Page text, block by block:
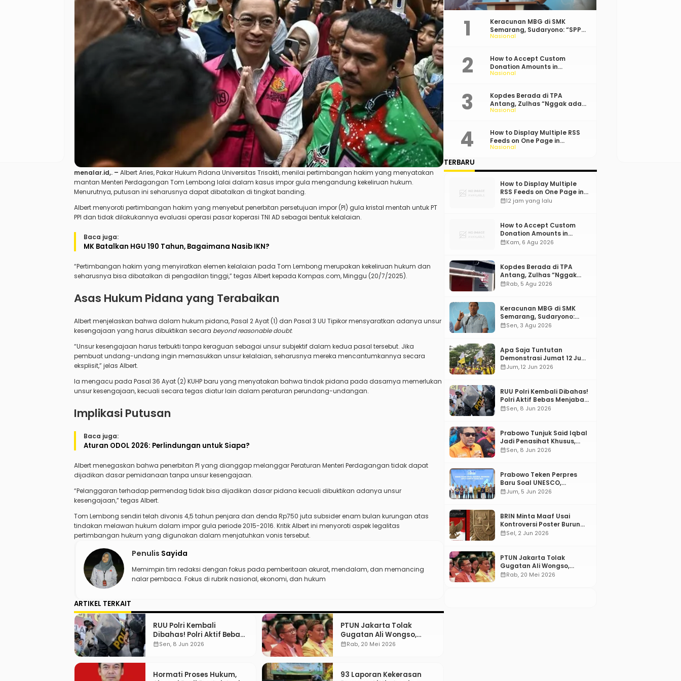
menalar.id,. – Albert Aries, Pakar Hukum Pidana Universitas Trisakti, menilai pertimbangan hakim yang menyatakan
mantan Menteri Perdagangan Tom Lembong lalai dalam kasus impor gula mengandung kekeliruan hukum.
Menurutnya, putusan ini seharusnya dapat dibatalkan di tingkat banding.
Albert menyoroti pertimbangan hakim yang menyebut penerbitan persetujuan impor (PI) gula kristal mentah untuk PT
PPI dan tidak dilakukannya evaluasi operasi pasar koperasi TNI AD sebagai bentuk kelalaian.
Baca juga:
MK Batalkan HGU 190 Tahun, Bagaimana Nasib IKN?
“Pertimbangan hakim yang menyiratkan elemen kelalaian pada Tom Lembong merupakan kekeliruan hukum dan
seharusnya bisa dibatalkan di pengadilan tinggi,” tegas Albert kepada Kompas.com, Minggu (20/7/2025).
Asas Hukum Pidana yang Terabaikan
Albert menjelaskan bahwa dalam hukum pidana, Pasal 2 Ayat (1) dan Pasal 3 UU Tipikor mensyaratkan adanya unsur
kesengajaan yang harus dibuktikan secara beyond reasonable doubt.
“Unsur kesengajaan harus terbukti tanpa keraguan sebagai unsur subjektif dalam kedua pasal tersebut. Jika
pembuat undang-undang ingin memasukkan unsur kelalaian, seharusnya mereka mencantumkannya secara
eksplisit,” jelas Albert.
Ia mengacu pada Pasal 36 Ayat (2) KUHP baru yang menyatakan bahwa tindak pidana pada dasarnya memerlukan
unsur kesengajaan, kecuali secara tegas diatur lain dalam peraturan perundang-undangan.
Implikasi Putusan
Baca juga:
Aturan ODOL 2026: Perlindungan untuk Siapa?
Albert menegaskan bahwa penerbitan PI yang dianggap melanggar Peraturan Menteri Perdagangan tidak dapat
dijadikan dasar pemidanaan tanpa unsur kesengajaan.
“Pelanggaran terhadap permendag tidak bisa dijadikan dasar pidana kecuali dibuktikan adanya unsur
kesengajaan,” tegas Albert.
Tom Lembong sendiri telah divonis 4,5 tahun penjara dan denda Rp750 juta subsider enam bulan kurungan atas
tindakan melawan hukum dalam impor gula periode 2015-2016. Kritik Albert ini menyoroti aspek legalitas
pertimbangan hukum yang digunakan dalam menjatuhkan vonis tersebut.
Penulis Sayida
Memimpin tim redaksi dengan fokus pada pemberitaan akurat, mendalam, dan memancing
nalar pembaca. Fokus di rubrik nasional, ekonomi, dan hukum
ARTIKEL TERKAIT
RUU Polri Kembali
Dibahas! Polri Aktif Bebas
Menjabat Di Manapun
calendar_monthSen, 8 Jun 2026
PTUN Jakarta Tolak
Gugatan Ali Wongso,
Misbakhun: Ini hadiah
calendar_monthRab, 20 Mei 2026
Hormati Proses Hukum,
93 Laporan Kekerasan
Nasional
Keracunan MBG di SMK
Semarang, Sudaryono: “SPPG
Harus Bertanggung Jawab!”
Nasional
How to Accept Custom
Donation Amounts in
WordPress with Stripe
Nasional
Kopdes Berada di TPA
Antang, Zulhas “Nggak ada
Lahan!”
Nasional
How to Display Multiple RSS
Feeds on One Page in
WordPress
TERBARU
How to Display Multiple
RSS Feeds on One Page in
WordPress
calendar_month12 jam yang lalu
How to Accept Custom
Donation Amounts in
WordPress with Stripe
calendar_monthKam, 6 Agu 2026
Kopdes Berada di TPA
Antang, Zulhas “Nggak
ada Lahan!”
calendar_monthRab, 5 Agu 2026
Keracunan MBG di SMK
Semarang, Sudaryono:
“SPPG Harus Bertanggung
calendar_monthSen, 3 Agu 2026
Apa Saja Tuntutan
Demonstrasi Jumat 12 Juni
2026?
calendar_monthJum, 12 Jun 2026
RUU Polri Kembali Dibahas!
Polri Aktif Bebas Menjabat
Di Manapun
calendar_monthSen, 8 Jun 2026
Prabowo Tunjuk Said Iqbal
Jadi Penasihat Khusus,
Mengapa?
calendar_monthSen, 8 Jun 2026
Prabowo Teken Perpres
Baru Soal UNESCO,
Tentang Apa?
calendar_monthJum, 5 Jun 2026
BRIN Minta Maaf Usai
Kontroversi Poster Burung
Garuda
calendar_monthSel, 2 Jun 2026
PTUN Jakarta Tolak
Gugatan Ali Wongso,
Misbakhun: Ini hadiah
calendar_monthRab, 20 Mei 2026